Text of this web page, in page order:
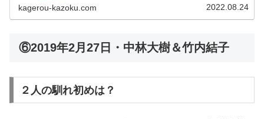
kagerou-kazoku.com 2022.08.24
⑥2019年2月27日・中林大樹＆竹内結子
２人の馴れ初めは？